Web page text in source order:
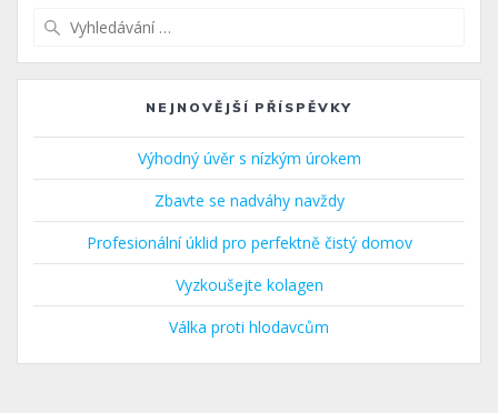
NEJNOVĚJŠÍ PŘÍSPĚVKY
Výhodný úvěr s nízkým úrokem
Zbavte se nadváhy navždy
Profesionální úklid pro perfektně čistý domov
Vyzkoušejte kolagen
Válka proti hlodavcům